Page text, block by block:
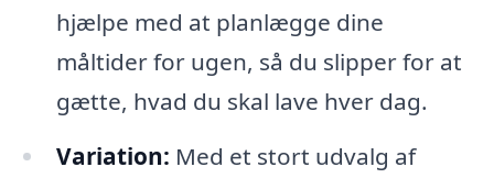
hjælpe med at planlægge dine
måltider for ugen, så du slipper for at
gætte, hvad du skal lave hver dag.
Variation: Med et stort udvalg af